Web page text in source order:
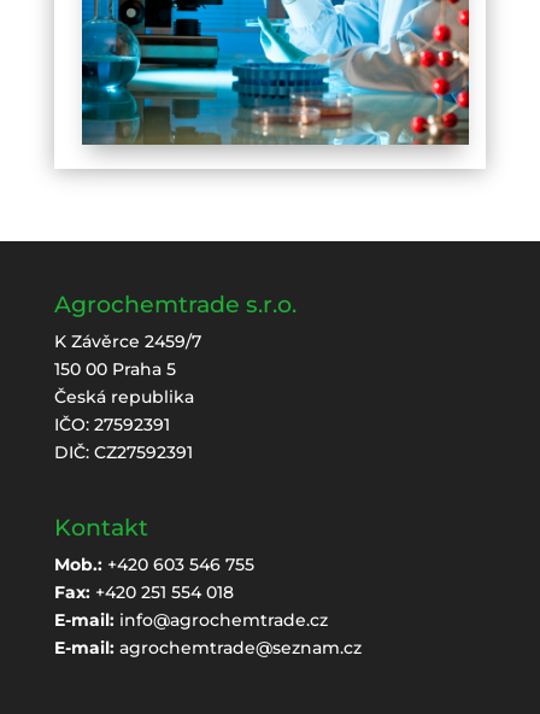
Agrochemtrade s.r.o.
K Závěrce 2459/7
150 00 Praha 5
Česká republika
IČO: 27592391
DIČ: CZ27592391
Kontakt
Mob.:+420 603 546 755
Fax:+420 251 554 018
E-mail: info@agrochemtrade.cz
E-mail: agrochemtrade@seznam.cz